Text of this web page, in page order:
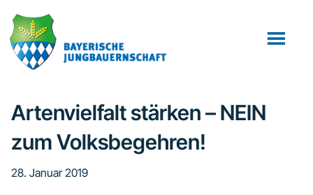
Inhalt
springen
Seitenspalte
springen
Fußzeile
springen
Artenvielfalt stärken – NEIN
zum Volksbegehren!
28. Januar 2019